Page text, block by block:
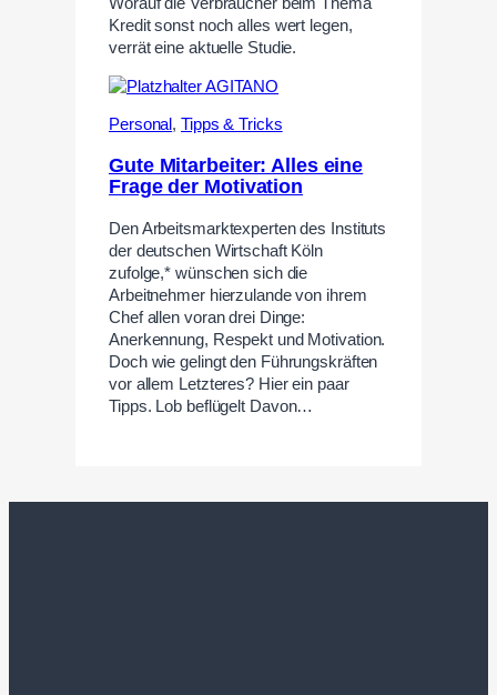
Kredit sonst noch alles wert legen,
verrät eine aktuelle Studie.
Personal,Tipps & Tricks
Gute Mitarbeiter: Alles eine
Frage der Motivation
Den Arbeitsmarktexperten des Instituts
der deutschen Wirtschaft Köln
zufolge,* wünschen sich die
Arbeitnehmer hierzulande von ihrem
Chef allen voran drei Dinge:
Anerkennung, Respekt und Motivation.
Doch wie gelingt den Führungskräften
vor allem Letzteres? Hier ein paar
Tipps. Lob beflügelt Davon…